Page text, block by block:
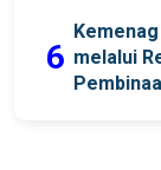
6 melalui